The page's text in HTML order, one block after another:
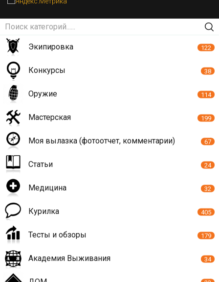
Экипировка 122
Конкурсы 38
Оружие 114
Мастерская 199
Моя вылазка (фотоотчет, комментарии) 67
Статьи 24
Медицина 32
Курилка 405
Тесты и обзоры 179
Академия Выживания 34